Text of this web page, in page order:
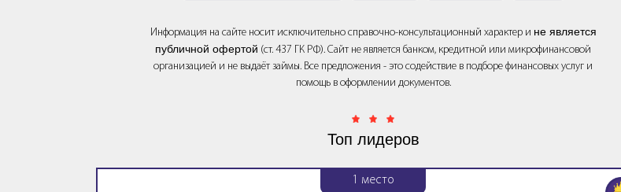
Информация на сайте носит исключительно справочно-консультационный характер и не является
публичной офертой (ст. 437 ГК РФ). Сайт не является банком, кредитной или микрофинансовой
организацией и не выдаёт займы. Все предложения - это содействие в подборе финансовых услуг и
помощь в оформлении документов.
Топ лидеров
1 место